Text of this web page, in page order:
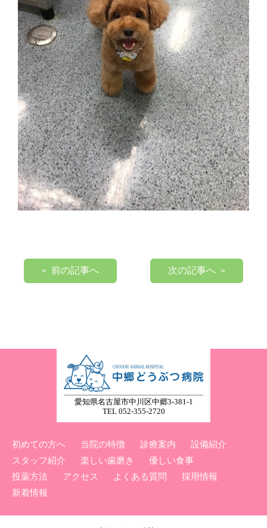
« 前の記事へ 次の記事へ »
愛知県名古屋市中川区中郷3-381-1
TEL 052-355-2720
初めての方へ 当院の特徴 診療案内
設備紹介
スタッフ紹介
楽しい歯磨き
優しい食事
投薬方法
アクセス よくある質問
採用情報
新着情報